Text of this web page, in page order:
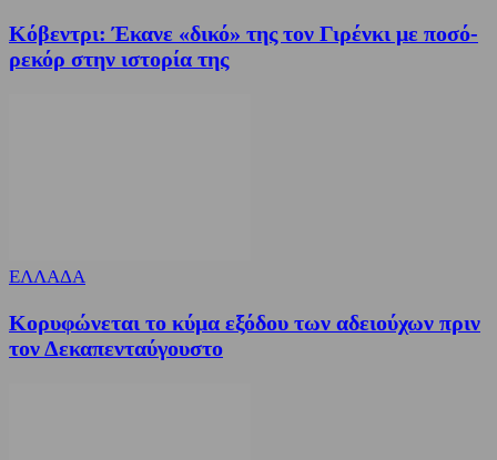
Κόβεντρι: Έκανε «δικό» της τον Γιρένκι με ποσό-
ρεκόρ στην ιστορία της
ΕΛΛΑΔΑ
Κορυφώνεται το κύμα εξόδου των αδειούχων πριν
τον Δεκαπενταύγουστο